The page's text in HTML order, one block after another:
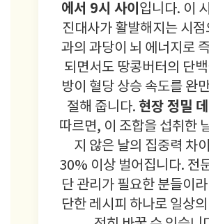
에서 9시 사이 입니다. 이
진대사가 활발해지는 시
과의 과당이 뇌 에너지로
되면서도 땅콩버터의 단백
방이 혈당 상승 속도를 완
절해 줍니다. 현장 정밀
따르면, 이 조합을 섭취한
지 않은 날의 집중력 차
30% 이상 벌어집니다. 전
단 관리가 필요한 분들이
단한 레시피 하나로 일상